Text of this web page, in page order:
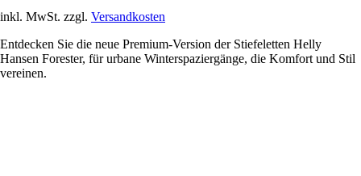
inkl. MwSt. zzgl. Versandkosten
Entdecken Sie die neue Premium-Version der Stiefeletten Helly
Hansen Forester, für urbane Winterspaziergänge, die Komfort und Stil
vereinen.